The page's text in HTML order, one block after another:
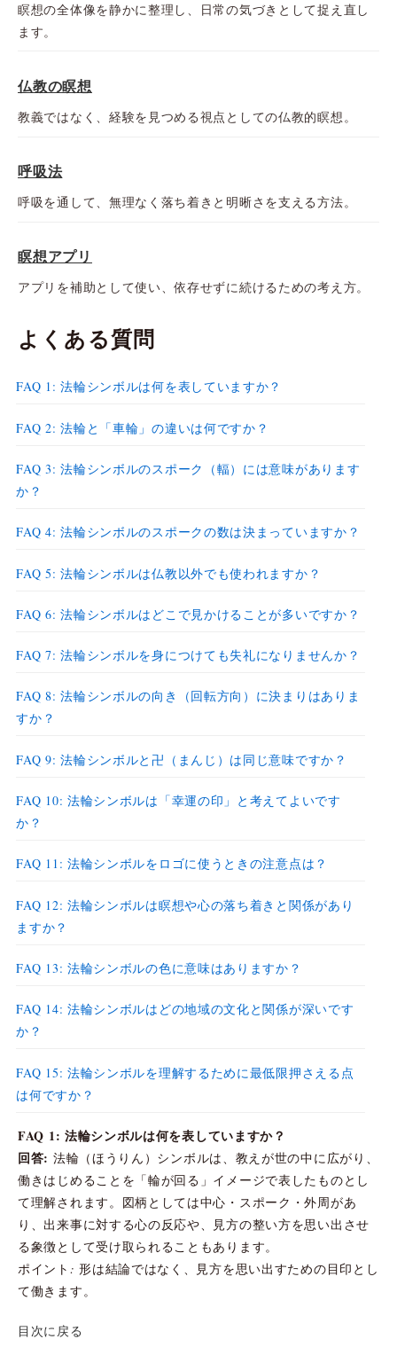
瞑想の全体像を静かに整理し、日常の気づきとして捉え直し
ます。
仏教の瞑想
教義ではなく、経験を見つめる視点としての仏教的瞑想。
呼吸法
呼吸を通して、無理なく落ち着きと明晰さを支える方法。
瞑想アプリ
アプリを補助として使い、依存せずに続けるための考え方。
よくある質問
FAQ 1: 法輪シンボルは何を表していますか？
FAQ 2: 法輪と「車輪」の違いは何ですか？
FAQ 3: 法輪シンボルのスポーク（輻）には意味があります
か？
FAQ 4: 法輪シンボルのスポークの数は決まっていますか？
FAQ 5: 法輪シンボルは仏教以外でも使われますか？
FAQ 6: 法輪シンボルはどこで見かけることが多いですか？
FAQ 7: 法輪シンボルを身につけても失礼になりませんか？
FAQ 8: 法輪シンボルの向き（回転方向）に決まりはありま
すか？
FAQ 9: 法輪シンボルと卍（まんじ）は同じ意味ですか？
FAQ 10: 法輪シンボルは「幸運の印」と考えてよいです
か？
FAQ 11: 法輪シンボルをロゴに使うときの注意点は？
FAQ 12: 法輪シンボルは瞑想や心の落ち着きと関係があり
ますか？
FAQ 13: 法輪シンボルの色に意味はありますか？
FAQ 14: 法輪シンボルはどの地域の文化と関係が深いです
か？
FAQ 15: 法輪シンボルを理解するために最低限押さえる点
は何ですか？
FAQ 1: 法輪シンボルは何を表していますか？
回答: 法輪（ほうりん）シンボルは、教えが世の中に広がり、
働きはじめることを「輪が回る」イメージで表したものとし
て理解されます。図柄としては中心・スポーク・外周があ
り、出来事に対する心の反応や、見方の整い方を思い出させ
る象徴として受け取られることもあります。
ポイント: 形は結論ではなく、見方を思い出すための目印とし
て働きます。
目次に戻る